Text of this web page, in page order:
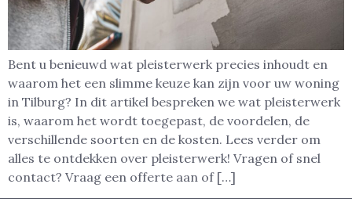
Bent u benieuwd wat pleisterwerk precies inhoudt en
waarom het een slimme keuze kan zijn voor uw woning
in Tilburg? In dit artikel bespreken we wat pleisterwerk
is, waarom het wordt toegepast, de voordelen, de
verschillende soorten en de kosten. Lees verder om
alles te ontdekken over pleisterwerk! Vragen of snel
contact? Vraag een offerte aan of […]